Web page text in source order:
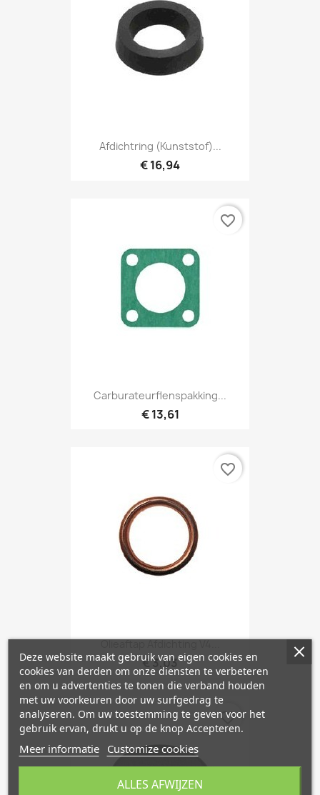
Afdichtring (kunststof)...
€ 16,94
Carburateurflenspakking...
€ 13,61
favorite_border
Olieaftap Afdichting V4...
€ 3,03
favorite_border
favorite_border
Deze website maakt gebruik van eigen cookies en
cookies van derden om onze diensten te verbeteren
en om u advertenties te tonen die verband houden
met uw voorkeuren door uw surfgedrag te
analyseren. Om uw toestemming te geven voor het
gebruik ervan, drukt u op de knop Accepteren.
Meer informatie Customize cookies
ALLES AFWIJZEN